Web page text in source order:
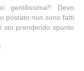
gentilissima!! Devo
postato non sono fatti
sto prendendo spunto